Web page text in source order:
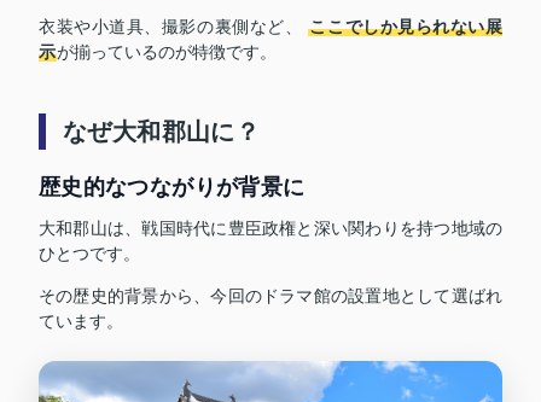
衣装や小道具、撮影の裏側など、 ここでしか見られない展
示が揃っているのが特徴です。
なぜ大和郡山に？
歴史的なつながりが背景に
大和郡山は、戦国時代に豊臣政権と深い関わりを持つ地域の
ひとつです。
その歴史的背景から、今回のドラマ館の設置地として選ばれ
ています。